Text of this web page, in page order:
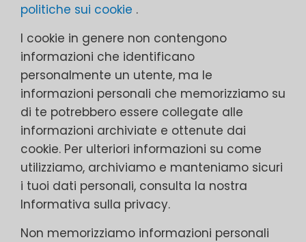
politiche sui cookie .
I cookie in genere non contengono
informazioni che identificano
personalmente un utente, ma le
informazioni personali che memorizziamo su
di te potrebbero essere collegate alle
informazioni archiviate e ottenute dai
cookie. Per ulteriori informazioni su come
utilizziamo, archiviamo e manteniamo sicuri
i tuoi dati personali, consulta la nostra
Informativa sulla privacy.
Non memorizziamo informazioni personali